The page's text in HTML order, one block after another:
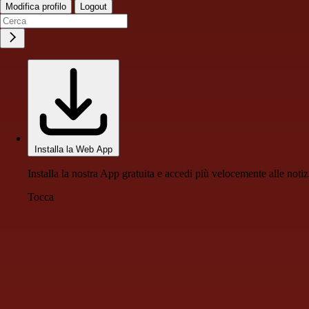
Modifica profilo Logout
Installa la Web App
Installa la nostra App gratuita e accedi più velocemente alle
Tocca